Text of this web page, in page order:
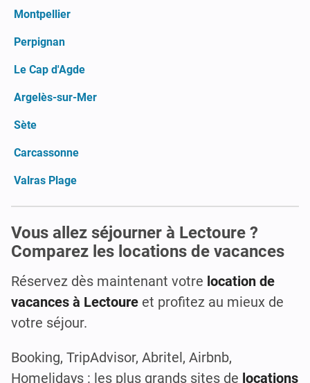
Montpellier
Perpignan
Le Cap d'Agde
Argelès-sur-Mer
Sète
Carcassonne
Valras Plage
Vous allez séjourner à Lectoure ?
Comparez les locations de vacances
Réservez dès maintenant votre location de
vacances à Lectoure et profitez au mieux de
votre séjour.
Booking, TripAdvisor, Abritel, Airbnb,
Homelidays : les plus grands sites de locations